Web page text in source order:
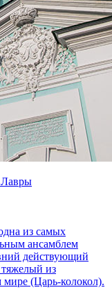
Лавры
из самых
ансамблем
действующий
из
мире (Царь-колокол).